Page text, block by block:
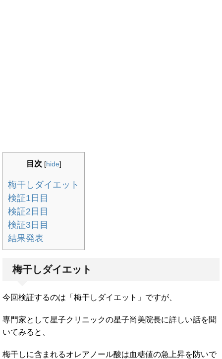
目次 [hide]
梅干しダイエット
検証1日目
検証2日目
検証3日目
結果発表
梅干しダイエット
今回検証するのは「梅干しダイエット」ですが、
専門家として星子クリニックの星子尚美院長に詳しい話を聞
いてみると、
梅干しに含まれるオレアノール酸は血糖値の急上昇を防いで